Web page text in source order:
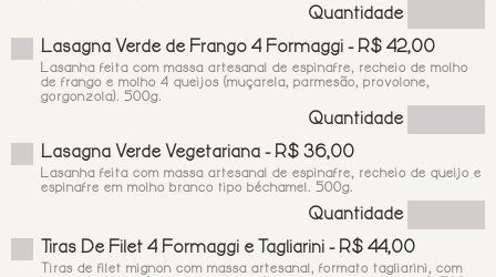
Quantidade
Lasagna Verde de Frango 4 Formaggi - R$ 42,00
Quantidade
Lasanha feita com massa artesanal de espinafre, recheio de molho
de frango e molho 4 queijos (muçarela, parmesão, provolone,
gorgonzola). 500g.
Lasagna Verde Vegetariana - R$ 36,00
Quantidade
Lasanha feita com massa artesanal de espinafre, recheio de queijo e
espinafre em molho branco tipo béchamel. 500g.
Tiras De Filet 4 Formaggi e Tagliarini - R$ 44,00
Tiras de filet mignon com massa artesanal, formato tagliarini, com